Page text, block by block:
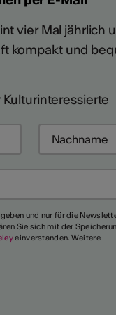
vier Mal jährlich
kompakt und
Kulturinteressierte
und nur für die
Sie sich mit der
einverstanden. Weitere